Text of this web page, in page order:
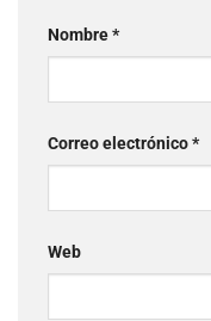
Nombre*
Correo electrónico*
Web